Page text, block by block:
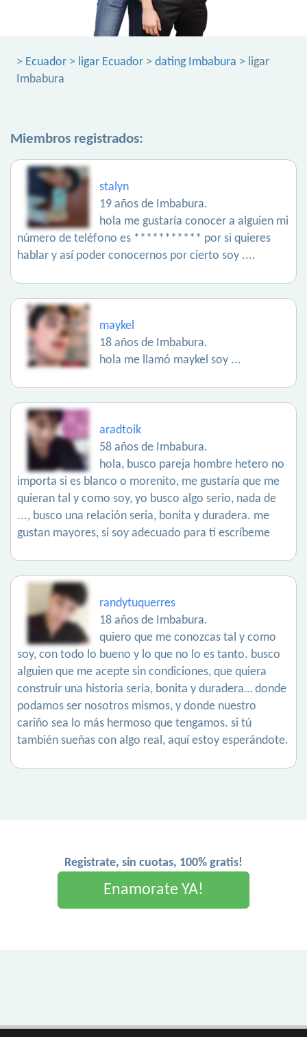
> Ecuador > ligar Ecuador > dating Imbabura > ligar
Imbabura
Miembros registrados:
stalyn
19 años de Imbabura.
hola me gustaría conocer a alguien mi
número de teléfono es *********** por si quieres
hablar y así poder conocernos por cierto soy ....
maykel
18 años de Imbabura.
hola me llamó maykel soy ...
aradtoik
58 años de Imbabura.
hola, busco pareja hombre hetero no
importa si es blanco o morenito, me gustaría que me
quieran tal y como soy, yo busco algo serio, nada de
..., busco una relación seria, bonita y duradera. me
gustan mayores, si soy adecuado para ti escríbeme
randytuquerres
18 años de Imbabura.
quiero que me conozcas tal y como
soy, con todo lo bueno y lo que no lo es tanto. busco
alguien que me acepte sin condiciones, que quiera
construir una historia seria, bonita y duradera… donde
podamos ser nosotros mismos, y donde nuestro
cariño sea lo más hermoso que tengamos. si tú
también sueñas con algo real, aquí estoy esperándote.
Registrate, sin cuotas, 100% gratis!
Enamorate YA!